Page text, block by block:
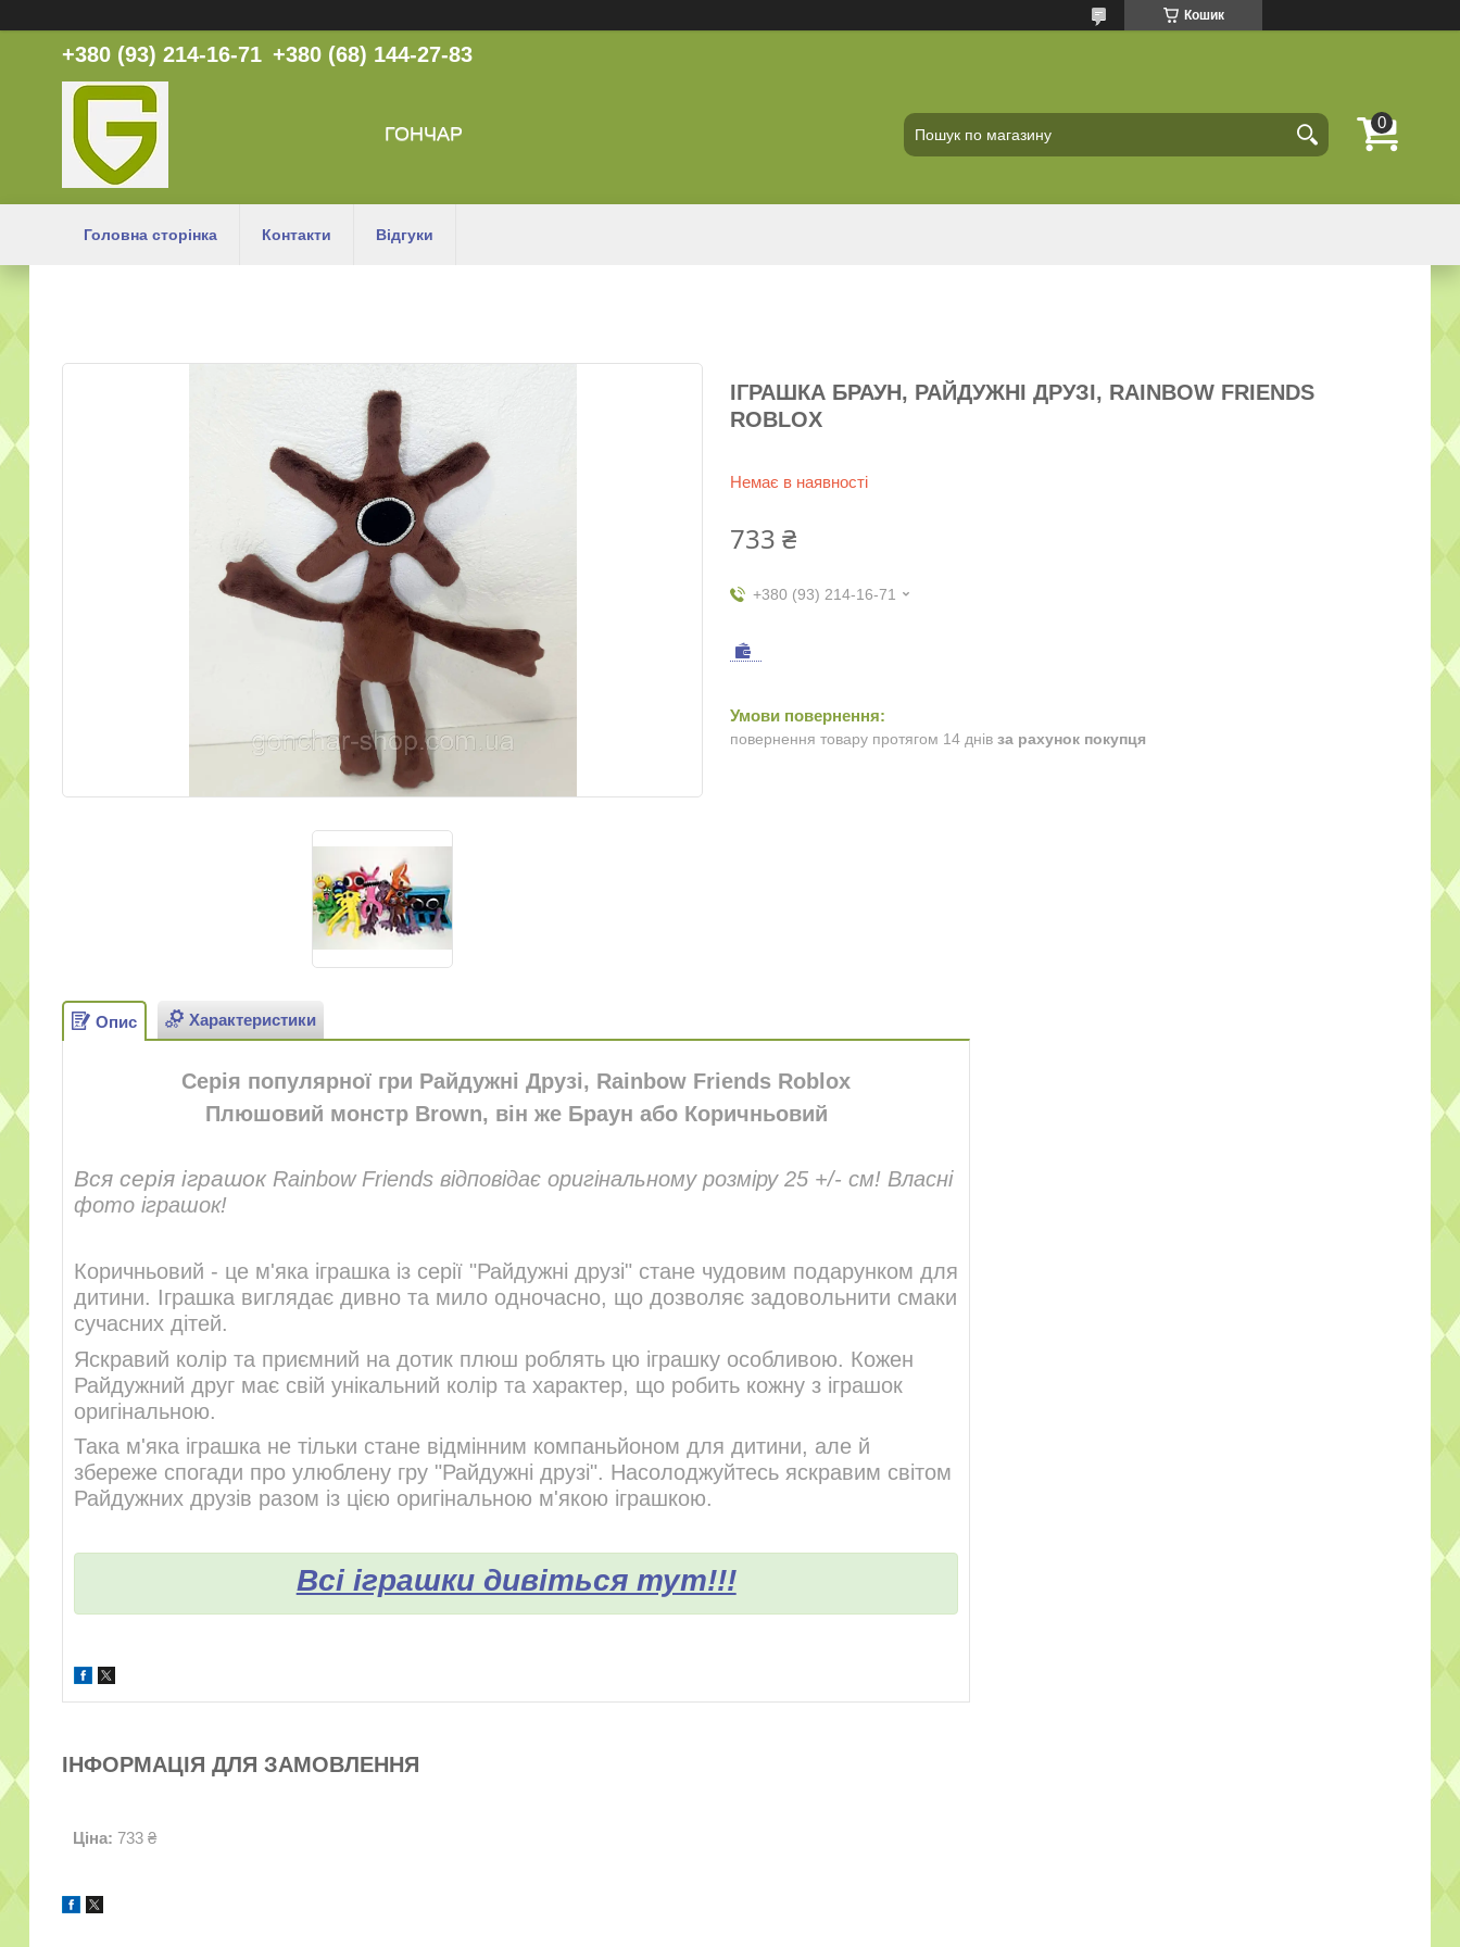
Кошик
+380 (93) 214-16-71 +380 (68) 144-27-83
ГОНЧАР
Головна сторінка Контакти Відгуки
ІГРАШКА БРАУН, РАЙДУЖНІ ДРУЗІ, RAINBOW FRIENDS
ROBLOX
Немає в наявності
733 ₴
+380 (93) 214-16-71
повернення товару протягом 14 днів за рахунок покупця
Опис Характеристики
Серія популярної гри Райдужні Друзі, Rainbow Friends Roblox
Плюшовий монстр Brown, він же Браун або Коричньовий
Вся серія іграшок Rainbow Friends відповідає оригінальному розміру 25 +/- см! Власні
фото іграшок!
Коричньовий - це м'яка іграшка із серії "Райдужні друзі" стане чудовим подарунком для
дитини. Іграшка виглядає дивно та мило одночасно, що дозволяє задовольнити смаки
сучасних дітей.
Яскравий колір та приємний на дотик плюш роблять цю іграшку особливою. Кожен
Райдужний друг має свій унікальний колір та характер, що робить кожну з іграшок
оригінальною.
Така м'яка іграшка не тільки стане відмінним компаньйоном для дитини, але й
збереже спогади про улюблену гру "Райдужні друзі". Насолоджуйтесь яскравим світом
Райдужних друзів разом із цією оригінальною м'якою іграшкою.
Всі іграшки дивіться тут!!!
ІНФОРМАЦІЯ ДЛЯ ЗАМОВЛЕННЯ
Ціна: 733 ₴